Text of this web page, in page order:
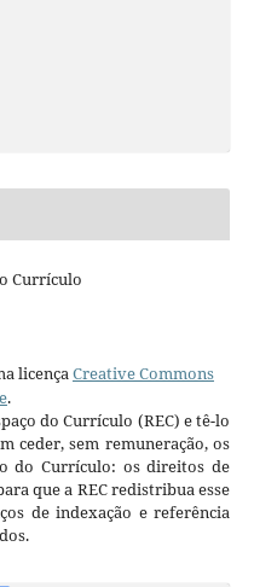
Currículo
licençaCreative Commons
.
do Currículo (REC) e tê-lo
ceder, sem remuneração, os
do Currículo: os direitos de
que a REC redistribua esse
de indexação e referência